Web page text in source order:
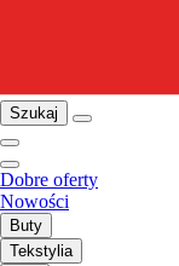
Szukaj
Dobre oferty
Nowości
Buty
Tekstylia